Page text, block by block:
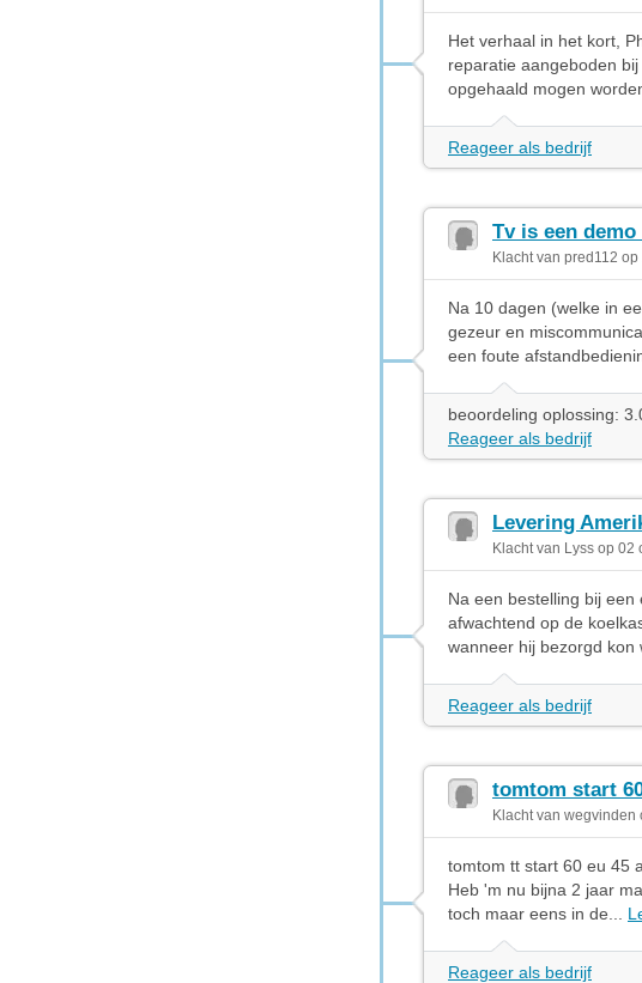
Het verhaal in het kort,
reparatie aangeboden
opgehaald mogen
Reageer als bedrijf
Tv is een
Klacht van pred112
Na 10 dagen (welke in
gezeur en
een foute
beoordeling oplossing:
Reageer als bedrijf
Levering
Klacht van Lyss op 02
Na een bestelling bij
afwachtend op de
wanneer hij bezorgd kon
Reageer als bedrijf
tomtom start
Klacht van
tomtom tt start 60 eu 45
Heb 'm nu bijna 2 jaar
toch maar eens in de...
Reageer als bedrijf